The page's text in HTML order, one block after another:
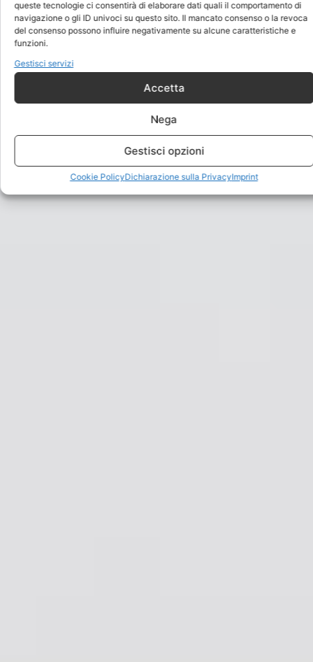
queste tecnologie ci consentirà di elaborare dati quali il comportamento di
navigazione o gli ID univoci su questo sito. Il mancato consenso o la revoca
del consenso possono influire negativamente su alcune caratteristiche e
funzioni.
Gestisci servizi
Accetta
Nega
Gestisci opzioni
Cookie PolicyDichiarazione sulla PrivacyImprint